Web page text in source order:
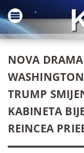
NOVA
TRUMP
KABINETA
REINCEA